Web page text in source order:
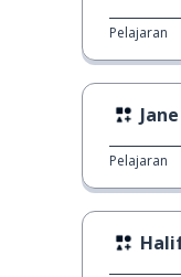
Pelajaran
Jane
Pelajaran